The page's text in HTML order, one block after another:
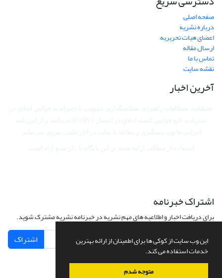
این وب سایت از کوکی ها برای اطمینان از ارائه بهترین
خدمات استفاده می کند.
متوجه شدم
صفحه اصلی
درباره نشریه
اعضای هیات تحریریه
ارسال مقاله
تماس با ما
نقشه سایت
آخرین اخبار
اشتراک خبرنامه
برای دریافت اخبار و اطلاعیه های مهم نشریه در خبرنامه نشریه مشترک شوید.
اشتراک